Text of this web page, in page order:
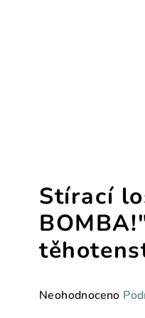
Stírací
Průměrné
Neohodnoceno